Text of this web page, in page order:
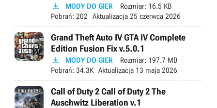
 MODY DO GIER Rozmiar: 16.5 KB
Pobrań: 202 Aktualizacja 25 czerwca 2026
Grand Theft Auto IV GTA IV Complete
Edition Fusion Fix v.5.0.1
 MODY DO GIER Rozmiar: 197.7 MB
Pobrań: 34.3K Aktualizacja 13 maja 2026
Call of Duty 2 Call of Duty 2 The
Auschwitz Liberation v.1